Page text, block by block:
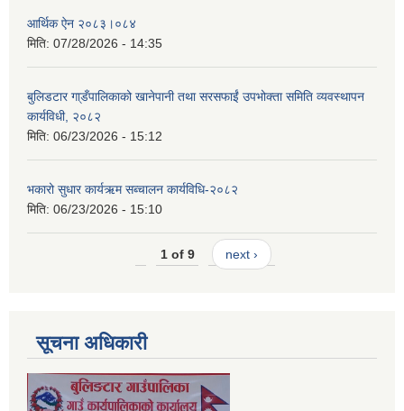
आर्थिक ऐन २०८३।०८४
मिति: 07/28/2026 - 14:35
बुलिडटार गा्डँपालिकाको खानेपानी तथा सरसफाईं उपभोक्ता समिति व्यवस्थापन
कार्यविधी, २०८२
मिति: 06/23/2026 - 15:12
भकारो सुधार कार्यऋम सब्चालन कार्यविधि-२०८२
मिति: 06/23/2026 - 15:10
1 of 9 next ›
सूचना अधिकारी